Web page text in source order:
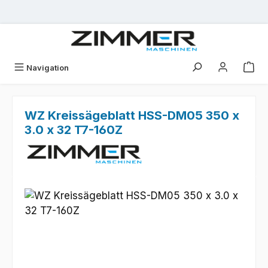
Navigation
WZ Kreissägeblatt HSS-DM05 350 x
3.0 x 32 T7-160Z
Bildergalerie überspringen